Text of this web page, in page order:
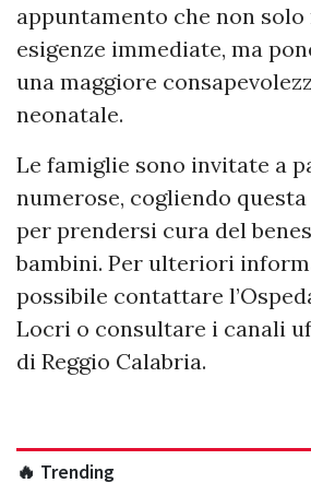
appuntamento che non solo
esigenze immediate, ma
una maggiore
neonatale.
Le famiglie sono invitate a
numerose, cogliendo
per prendersi cura del
bambini. Per ulteriori
possibile contattare
Locri o consultare i canali
di Reggio Calabria.
🔥 Trending